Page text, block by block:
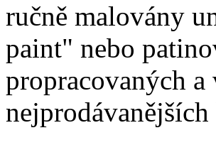
ručně malovány
paint" nebo
propracovaných